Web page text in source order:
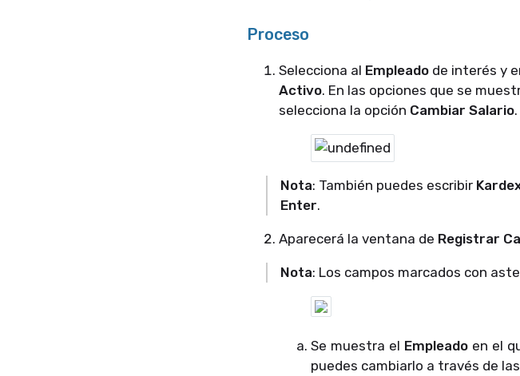
Proceso
Selecciona al Empleado de interés y
Activo. En las opciones que se
selecciona la opción Cambiar Salario.
Nota: También puedes escribir
Enter.
Aparecerá la ventana de Registrar
Nota: Los campos marcados con
Se muestra el Empleado en el
puedes cambiarlo a través de